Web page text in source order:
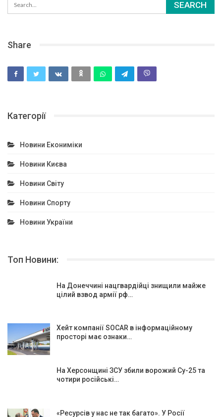
Share
Категорії
Новини Екониміки
Новини Києва
Новини Світу
Новини Спорту
Новини України
Топ Новини:
На Донеччині нацгвардійці знищили майже
цілий взвод армії рф…
Хейт компанії SOCAR в інформаційному
просторі має ознаки…
На Херсонщині ЗСУ збили ворожий Су-25 та
чотири російські…
«Ресурсів у нас не так багато». У Росії